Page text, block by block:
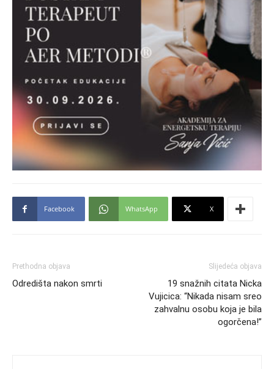
Facebook WhatsApp X
Prethodna objava
Odredišta nakon smrti
Slijedeća objava
19 snažnih citata Nicka
Vujicica: “Nikada nisam sreo
zahvalnu osobu koja je bila
ogorčena!”